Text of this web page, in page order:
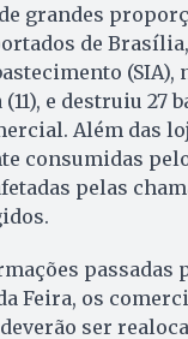
grandes
de
(SIA),
e destruiu 27
Além das
consumidas
pelas
passadas
Feira, os
ser